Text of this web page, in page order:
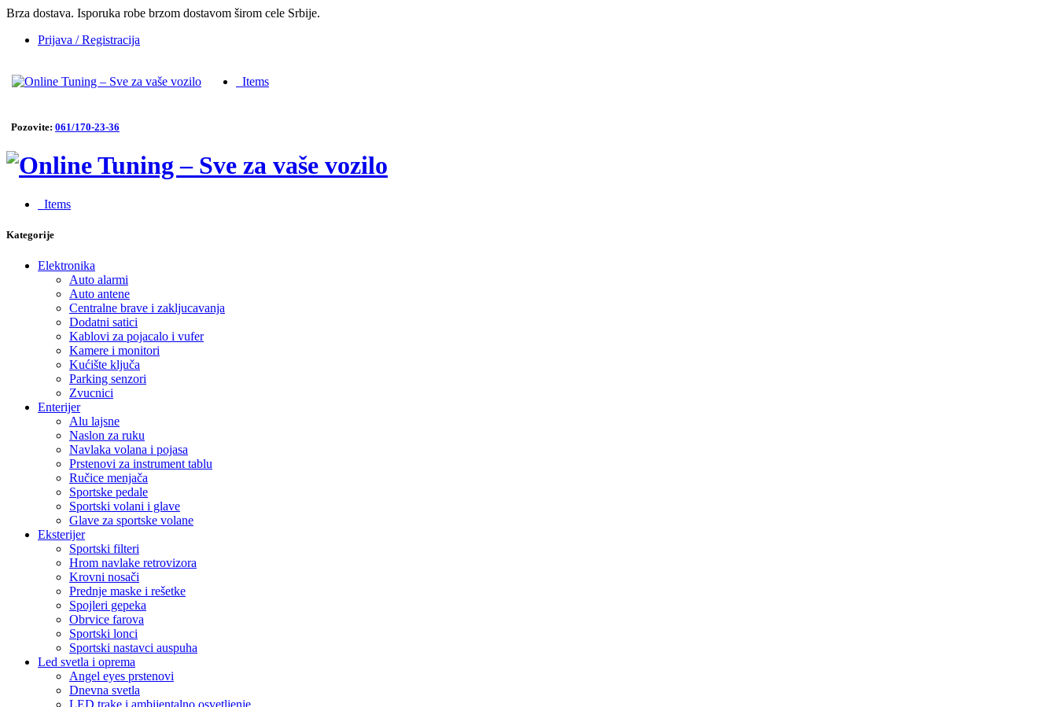
Brza dostava. Isporuka robe brzom dostavom širom cele Srbije.
Prijava / Registracija
Items
Pozovite: 061/170-23-36
Items
Kategorije
Elektronika
Auto alarmi
Auto antene
Centralne brave i zakljucavanja
Dodatni satici
Kablovi za pojacalo i vufer
Kamere i monitori
Kućište ključa
Parking senzori
Zvucnici
Enterijer
Alu lajsne
Naslon za ruku
Navlaka volana i pojasa
Prstenovi za instrument tablu
Ručice menjača
Sportske pedale
Sportski volani i glave
Glave za sportske volane
Eksterijer
Sportski filteri
Hrom navlake retrovizora
Krovni nosači
Prednje maske i rešetke
Spojleri gepeka
Obrvice farova
Sportski lonci
Sportski nastavci auspuha
Led svetla i oprema
Angel eyes prstenovi
Dnevna svetla